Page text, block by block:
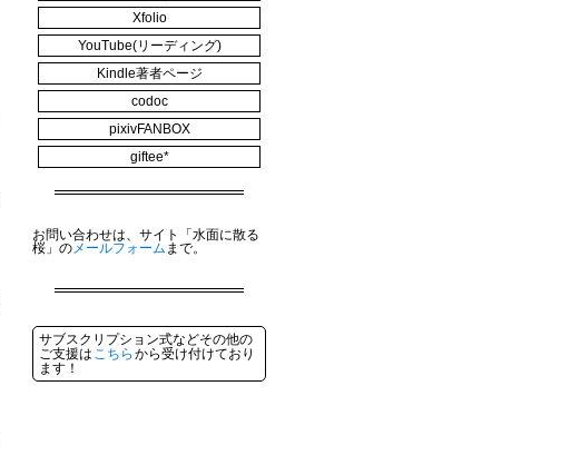
Xfolio
YouTube(リーディング)
Kindle著者ページ
codoc
pixivFANBOX
giftee*
お問い合わせは、サイト「水面に散る
桜」のメールフォーム まで。
サブスクリプション式などその他の
ご支援は こちら から受け付けており
ます！